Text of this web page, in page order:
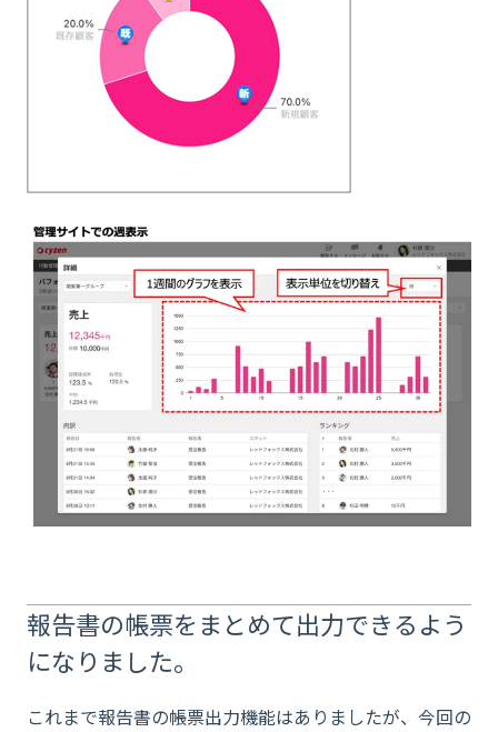
報告書の帳票をまとめて出力できるよう
になりました。
これまで報告書の帳票出力機能はありましたが、今回の